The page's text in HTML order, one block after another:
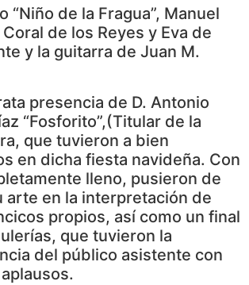
“Niño de la Fragua”, Manuel
de los Reyes y Eva de
y la guitarra de Juan M.
presencia de D. Antonio
“Fosforito”,(Titular de la
que tuvieron a bien
en dicha fiesta navideña. Con
lleno, pusieron de
arte en la interpretación de
propios, así como un final
que tuvieron la
del público asistente con